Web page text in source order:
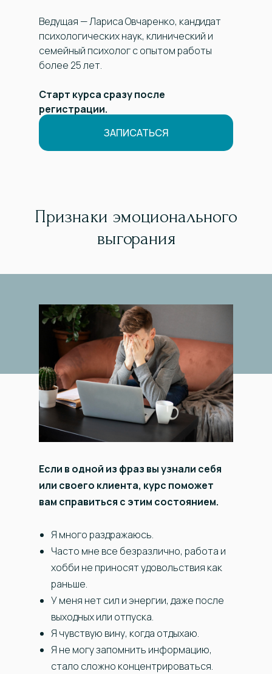
Ведущая — Лариса Овчаренко, кандидат
психологических наук, клинический и
семейный психолог с опытом работы
более 25 лет.
Старт курса сразу после
регистрации.
ЗАПИСАТЬСЯ
Признаки эмоционального
выгорания
Если в одной из фраз вы узнали себя
или своего клиента, курс поможет
вам справиться с этим состоянием.
Я много раздражаюсь.
Часто мне все безразлично, работа и
хобби не приносят удовольствия как
раньше.
У меня нет сил и энергии, даже после
выходных или отпуска.
Я чувствую вину, когда отдыхаю.
Я не могу запомнить информацию,
стало сложно концентрироваться.